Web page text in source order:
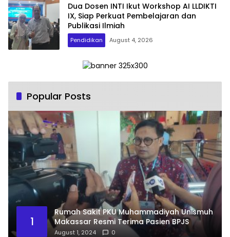
Dua Dosen INTI Ikut Workshop AI LLDIKTI
IX, Siap Perkuat Pembelajaran dan
Publikasi Ilmiah
Pendidikan August 4, 2026
Popular Posts
1
Rumah Sakit PKU Muhammadiyah Unismuh
Makassar Resmi Terima Pasien BPJS
August 1, 2024 0